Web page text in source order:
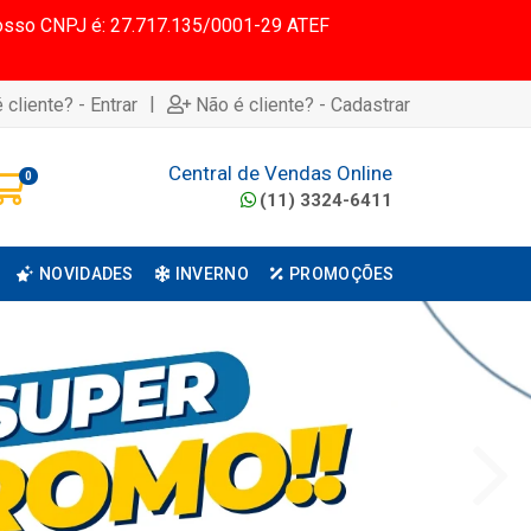
CNPJ é: 27.717.135/0001-29 ATEF
cliente? - Entrar | Não é cliente? - Cadastrar
0 Central de Vendas Online
(11) 3324-6411
NOVIDADES INVERNO PROMOÇÕES